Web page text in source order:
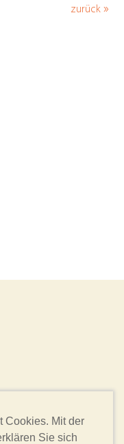
Cookies. Mit der
Sie sich
zurück